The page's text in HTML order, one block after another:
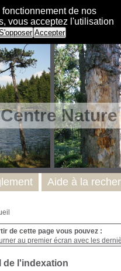
de nos
vous acceptez l'utilisation
Accepter
de cette page vous pouvez :
au premier écran avec les
de l'indexation
Aide à la